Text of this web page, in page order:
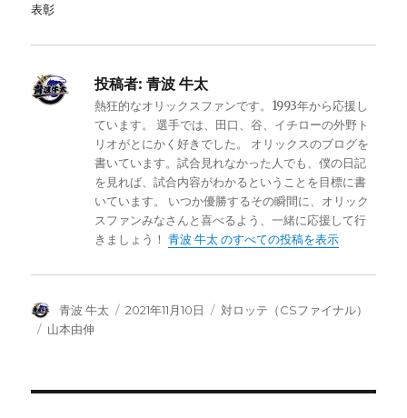
表彰
投稿者: 青波 牛太
熱狂的なオリックスファンです。1993年から応援し
ています。 選手では、田口、谷、イチローの外野ト
リオがとにかく好きでした。 オリックスのブログを
書いています。試合見れなかった人でも、僕の日記
を見れば、試合内容がわかるということを目標に書
いています。 いつか優勝するその瞬間に、オリック
スファンみなさんと喜べるよう、一緒に応援して行
きましょう！青波 牛太 のすべての投稿を表示
投
稿
青波 牛太
投
2021年11月10日
カ
対ロッテ（CSファイナル）
タ
山本由伸